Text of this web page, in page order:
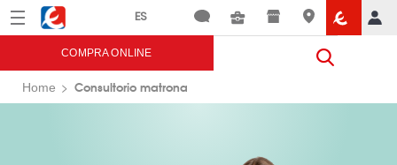
Menú Eroski
COMPRA ONLINE
Home Consultorio matrona